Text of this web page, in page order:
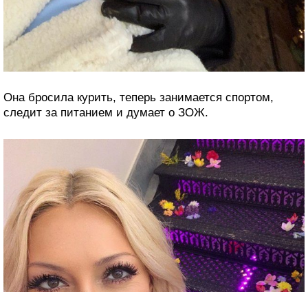
Она бросила курить, теперь занимается спортом,
следит за питанием и думает о ЗОЖ.